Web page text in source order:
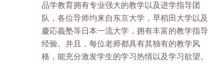
品学教育拥有专业强大的教学以及进学指导团
队，各位导师均来自东京大学，早稻田大学以及
慶応義塾等日本一流大学，拥有丰富的教学指导
经验。并且，每位老师都具有其独有的教学风
格，能充分激发学生的学习热情以及学习欲望。